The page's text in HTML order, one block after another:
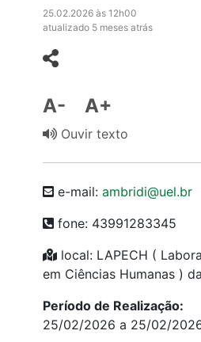
25.02.2026 às 12h00
atualizado 5 meses atrás
A- A+
Ouvir texto
e-mail: ambridi@uel.br
fone: 43991283345
local: LAPECH (
em Ciências Humanas )
Período de Realização:
25/02/2026 a 25/02/